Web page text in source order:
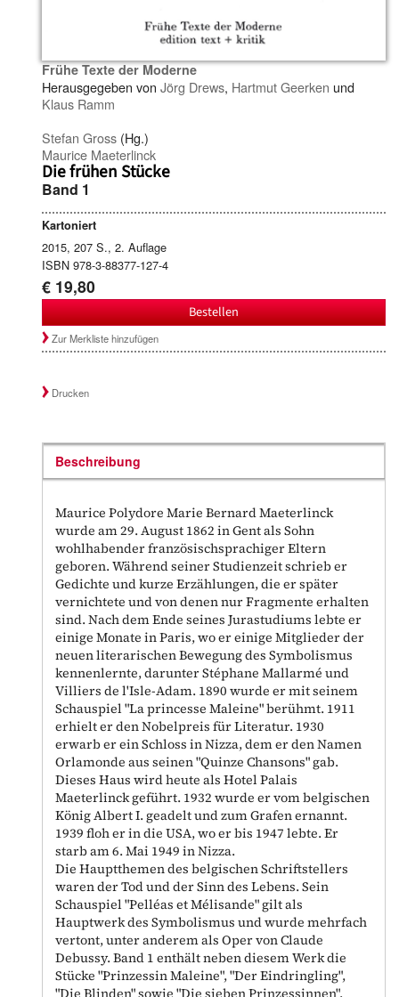
Frühe Texte der Moderne
Herausgegeben von Jörg Drews, Hartmut Geerken und
Klaus Ramm
Stefan Gross (Hg.)
Maurice Maeterlinck
Die frühen Stücke
Band 1
Kartoniert
2015, 207 S., 2. Auflage
ISBN 978-3-88377-127-4
€ 19,80
Bestellen
Zur Merkliste hinzufügen
Drucken
Beschreibung
Maurice Polydore Marie Bernard Maeterlinck
wurde am 29. August 1862 in Gent als Sohn
wohlhabender französischsprachiger Eltern
geboren. Während seiner Studienzeit schrieb er
Gedichte und kurze Erzählungen, die er später
vernichtete und von denen nur Fragmente erhalten
sind. Nach dem Ende seines Jurastudiums lebte er
einige Monate in Paris, wo er einige Mitglieder der
neuen literarischen Bewegung des Symbolismus
kennenlernte, darunter Stéphane Mallarmé und
Villiers de l'Isle-Adam. 1890 wurde er mit seinem
Schauspiel "La princesse Maleine" berühmt. 1911
erhielt er den Nobelpreis für Literatur. 1930
erwarb er ein Schloss in Nizza, dem er den Namen
Orlamonde aus seinen "Quinze Chansons" gab.
Dieses Haus wird heute als Hotel Palais
Maeterlinck geführt. 1932 wurde er vom belgischen
König Albert I. geadelt und zum Grafen ernannt.
1939 floh er in die USA, wo er bis 1947 lebte. Er
starb am 6. Mai 1949 in Nizza.
Die Hauptthemen des belgischen Schriftstellers
waren der Tod und der Sinn des Lebens. Sein
Schauspiel "Pelléas et Mélisande" gilt als
Hauptwerk des Symbolismus und wurde mehrfach
vertont, unter anderem als Oper von Claude
Debussy. Band 1 enthält neben diesem Werk die
Stücke "Prinzessin Maleine", "Der Eindringling",